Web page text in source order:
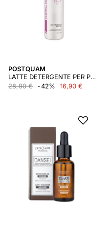
POSTQUAM
LATTE DETERGENTE PER PELLI SECCHE 500 ML.
28,90 €
-42% 16,90 €